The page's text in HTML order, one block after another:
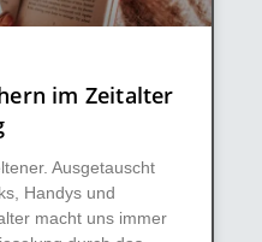
im Zeitalter
Ausgetauscht
Handys und
macht uns immer